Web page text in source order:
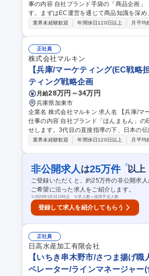
事の内容 自社ブランド手袋の「商品企画
す。まずはEC運営を通じて商品知識を深め
画・デザイン業務》マーケットの情報収
【東かがわ】商品企画・EC運営・広報/未
業界未経験歓迎 年間休日120日以上 月平均
正社員
株式会社マルキン
【兵庫/マーケティング(EC戦略
ティング戦略企画
月給28万円～34万円
兵庫県加東市
企業名 株式会社マルキン 求人名 【兵庫/マーケティング(EC戦略担当)】転勤無/日本の伝統技術を発信/UIターン
仕事の内容 自社ブランド「ほんまもん」
せします。3代目の直接指導の下、日本の
具体的な業務内容： ■自社ECサイト（楽
略担当)】転勤無/日本の伝統技術を発信/UIタ
業界未経験歓迎 年間休日120日以上 月平均
非公開求人 は25万件 ※以上
ご登録いただくと、約25万件の非公開求人
ご希望に沿った求人をご紹介します。
※2026年3月31日時点 ※求人数＝採用予定人数
登録して求人を紹介してもらう
正社員
日高水産加工有限会社
【いちき串木野市/さつま揚げ
ペレーター/ラインマネージャー